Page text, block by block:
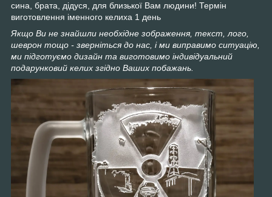
сина, брата, дідуся, для близької Вам людини! Термін
виготовлення іменного келиха 1 день
Якщо Ви не знайшли необхідне зображення, текст, лого,
шеврон тощо - зверніться до нас, і ми виправимо ситуацію,
ми підготуємо дизайн та виготовимо індивідуальний
подарунковий келих згідно Ваших побажань.